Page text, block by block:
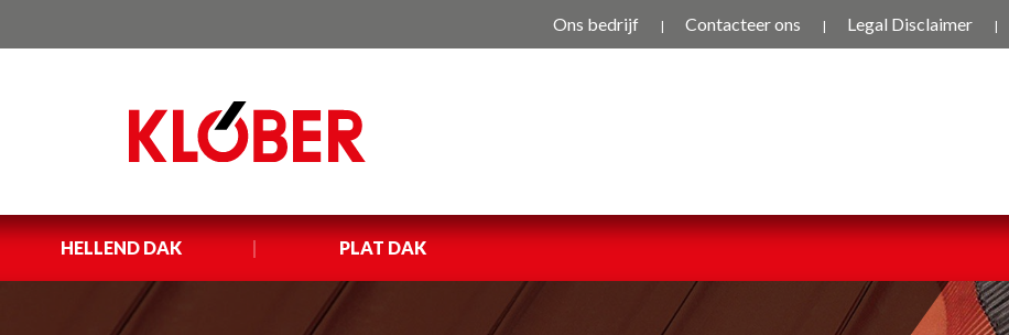
Ons bedrijf Contacteer ons Legal Disclaimer
HELLEND DAK PLAT DAK